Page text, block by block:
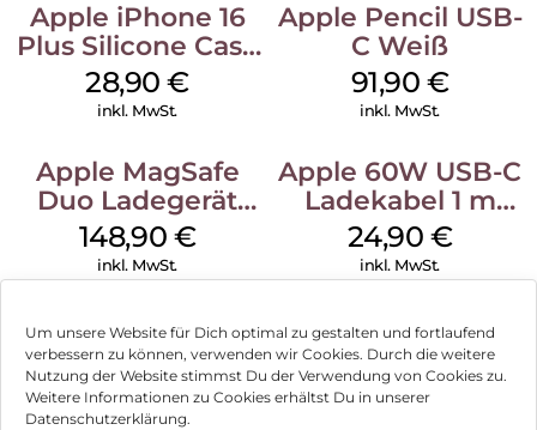
Um unsere Website für Dich optimal zu gestalten und fortlaufend
verbessern zu können, verwenden wir Cookies. Durch die weitere
Nutzung der Website stimmst Du der Verwendung von Cookies zu.
Weitere Informationen zu Cookies erhältst Du in unserer
Datenschutzerklärung.
Apple iPhone 16
Plus Silicone Case
MagSafe Black
28,90€
inkl. MwSt.
Apple Pencil USB-
C Weiß
91,90 €
inkl. MwSt.
Apple MagSafe
Duo Ladegerät
Weiß
148,90 €
inkl. MwSt.
Apple 60W USB-C
Ladekabel 1 m
Weiß
24,90 €
inkl. MwSt.
Impressum